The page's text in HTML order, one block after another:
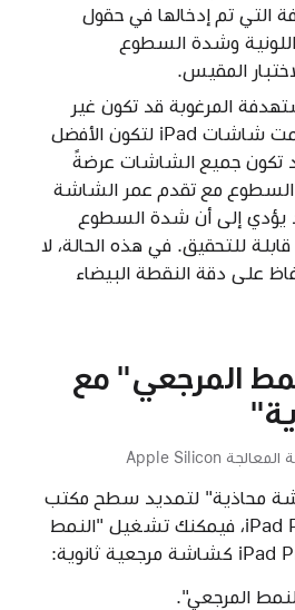
التي تم إدخالها في حقول
وشدة السطوع
المقيس.
المرغوبة قد تكون غير
قابلة للتحقيق. صُممت شاشات iPad لتكون الأفضل
تكون جميع الشاشات عرضةً
مع تقدم عمر الشاشة
يؤدي إلى أن شدة السطوع
للتحقيق. في هذه الحالة، لا
على دقة النقطة البيضاء
المرجعي" مع
محاذية" لتمديد سطح مكتب
Mac أو عكسه إلى iPad Pro، فيمكنك تشغيل "النمط